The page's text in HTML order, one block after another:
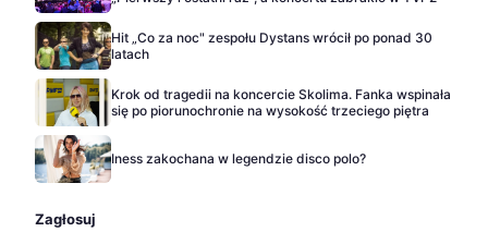
Hit „Co za noc" zespołu Dystans wrócił po ponad 30
latach
Krok od tragedii na koncercie Skolima. Fanka wspinała
się po piorunochronie na wysokość trzeciego piętra
Iness zakochana w legendzie disco polo?
Zagłosuj